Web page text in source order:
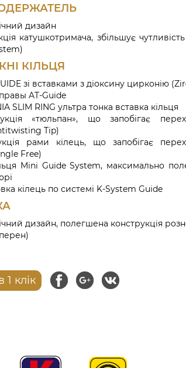
дизайн
катушкотримача, збільшує
КІЛЬЦЯ
зі вставками з діоксину цирконію
AT-Guide
SLIM RING ультра тонка вставка кільця
«тюльпан», що запобігає
Tip)
рами кілець, що запобігає
Free)
Mini Guide System, максимально
кілець по системі K-System Guide
дизайн, полегшена конструкція
1 клік